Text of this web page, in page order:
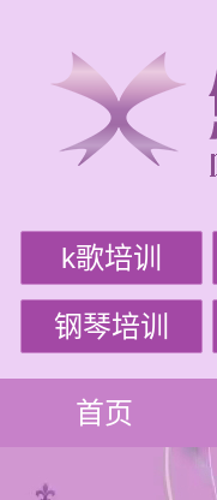
k歌培训
钢琴培训
首页